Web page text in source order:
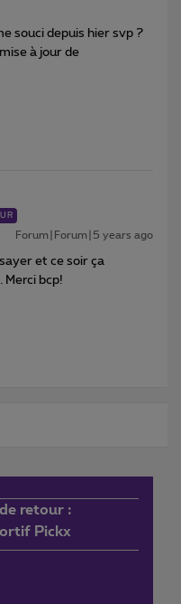
souci depuis hier svp ?
à jour de
Forum|Forum|5 years ago
et ce soir ça
Merci bcp!
retour :
Pickx